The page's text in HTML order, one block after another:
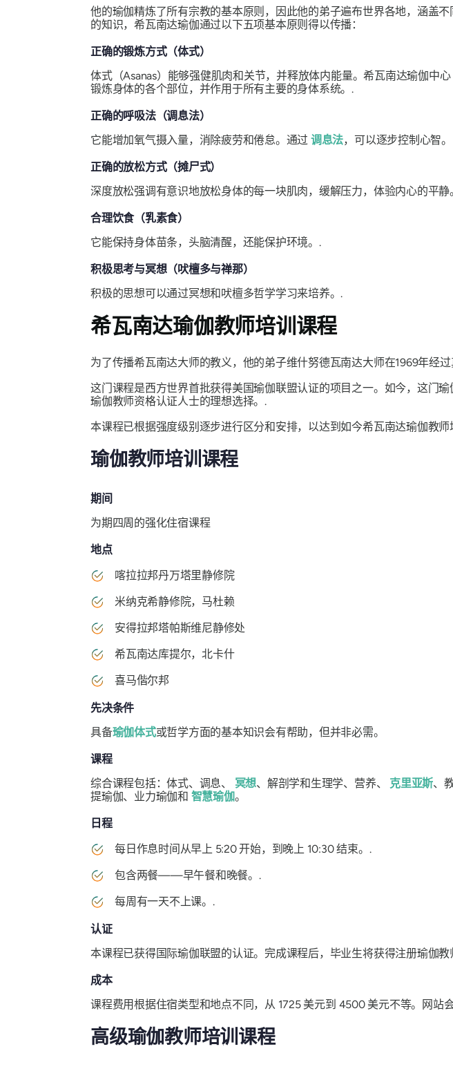
他的瑜伽精炼了所有宗教的基本原则，因此他的弟子遍布世界各地，涵盖
的知识，希瓦南达瑜伽通过以下五项基本原则得以传播：
正确的锻炼方式（体式）
体式（Asanas）能够强健肌肉和关节，并释放体内能量。希瓦南达瑜伽中
锻炼身体的各个部位，并作用于所有主要的身体系统。.
正确的呼吸法（调息法）
它能增加氧气摄入量，消除疲劳和倦怠。通过 调息法，可以逐步控制心智​​。
正确的放松方式（摊尸式）
深度放松强调有意识地放松身体的每一块肌肉，缓解压力，体验内心的平静
合理饮食（乳素食）
它能保持身体苗条，头脑清醒，还能保护环境。.
积极思考与冥想（吠檀多与禅那）
积极的思想可以通过冥想和吠檀多哲学学习来培养。.
希瓦南达瑜伽教师培训课程
为了传播希瓦南达大师的教义，他的弟子维什努德瓦南达大师在1969年经
这门课程是西方世界首批获得美国瑜伽联盟认证的项目之一。如今，这门
瑜伽教师资格认证人士的理想选择。.
本课程已根据强度级别逐步进行区分和安排，以达到如今希瓦南达瑜伽教师
瑜伽教师培训课程
期间
为期四周的强化住宿课程
地点
喀拉拉邦丹万塔里静修院
米纳克希静修院，马杜赖
安得拉邦塔帕斯维尼静修处
希瓦南达库提尔，北卡什
喜马偕尔邦
先决条件
具备瑜伽体式或哲学方面的基本知识会有帮助，但并非必需。
课程
综合课程包括：体式、调息、 冥想、解剖学和生理学、营养、 克里亚斯、
提瑜伽、业力瑜伽和 智慧瑜伽。
日程
每日作息时间从早上 5:20 开始，到晚上 10:30 结束。.
包含两餐——早午餐和晚餐。.
每周有一天不上课。.
认证
本课程已获得国际瑜伽联盟的认证。完成课程后，毕业生将获得注册瑜伽
成本
课程费用根据住宿类型和地点不同，从 1725 美元到 4500 美元不等。网站
高级瑜伽教师培训课程